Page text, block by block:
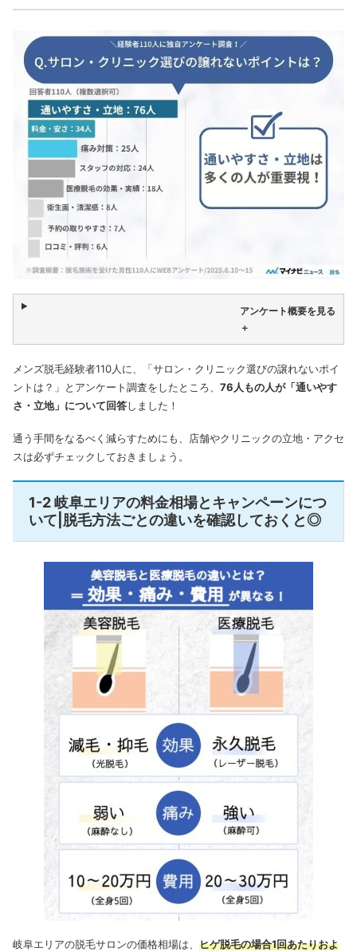
アンケート概要を見る
＋
メンズ脱毛経験者110人に、「サロン・クリニック選びの譲れないポイ
ントは？」とアンケート調査をしたところ、 76人もの人が「通いやす
さ・立地」について回答しました！
通う手間をなるべく減らすためにも、店舗やクリニックの立地・アクセ
スは必ずチェックしておきましょう。
1-2 岐阜エリアの料金相場とキャンペーンにつ
いて|脱毛方法ごとの違いを確認しておくと◎
岐阜エリアの脱毛サロンの価格相場は、 ヒゲ脱毛の場合1回あたりおよ